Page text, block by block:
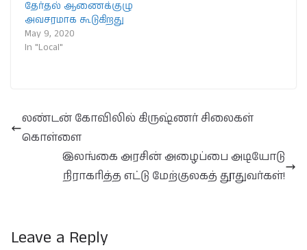
தேர்தல் ஆணைக்குழு
அவசரமாக கூடுகிறது
May 9, 2020
In "Local"
லண்டன் கோவிலில் கிருஷ்ணர் சிலைகள்
கொள்ளை
இலங்கை அரசின் அழைப்பை அடியோடு
நிராகரித்த எட்டு மேற்குலகத் தூதுவர்கள்!
Leave a Reply